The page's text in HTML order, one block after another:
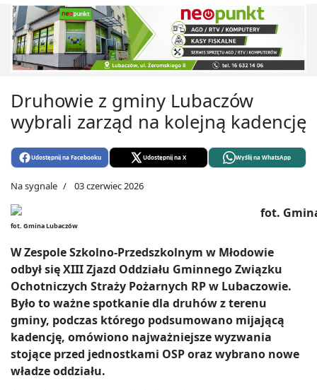
Druhowie z gminy Lubaczów
wybrali zarząd na kolejną kadencję
Udostępnij na Facebooku Udostępnij na X Wyślij na WhatsApp
Na sygnale 03 czerwiec 2026
fot. Gmina Lubaczów
W Zespole Szkolno-Przedszkolnym w Młodowie
odbył się XIII Zjazd Oddziału Gminnego Związku
Ochotniczych Straży Pożarnych RP w Lubaczowie.
Było to ważne spotkanie dla druhów z terenu
gminy, podczas którego podsumowano mijającą
kadencję, omówiono najważniejsze wyzwania
stojące przed jednostkami OSP oraz wybrano nowe
władze oddziału.